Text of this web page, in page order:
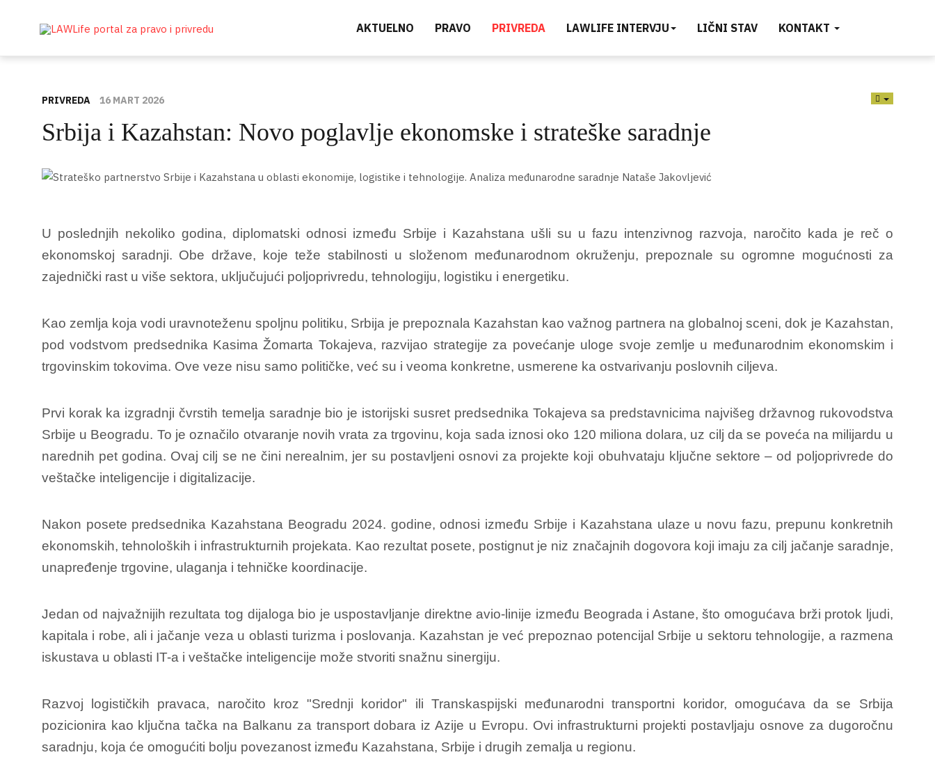
AKTUELNO PRAVO PRIVREDA LAWLIFE INTERVJU LIČNI STAV KONTAKT
EMPTY
PRIVREDA 16 MART 2026
Srbija i Kazahstan: Novo poglavlje ekonomske i strateške saradnje
U poslednjih nekoliko godina, diplomatski odnosi između Srbije i Kazahstana ušli su u fazu intenzivnog razvoja, naročito kada je reč o
ekonomskoj saradnji. Obe države, koje teže stabilnosti u složenom međunarodnom okruženju, prepoznale su ogromne mogućnosti za
zajednički rast u više sektora, uključujući poljoprivredu, tehnologiju, logistiku i energetiku.
Kao zemlja koja vodi uravnoteženu spoljnu politiku, Srbija je prepoznala Kazahstan kao važnog partnera na globalnoj sceni, dok je Kazahstan,
pod vodstvom predsednika Kasima Žomarta Tokajeva, razvijao strategije za povećanje uloge svoje zemlje u međunarodnim ekonomskim i
trgovinskim tokovima. Ove veze nisu samo političke, već su i veoma konkretne, usmerene ka ostvarivanju poslovnih ciljeva.
Prvi korak ka izgradnji čvrstih temelja saradnje bio je istorijski susret predsednika Tokajeva sa predstavnicima najvišeg državnog rukovodstva
Srbije u Beogradu. To je označilo otvaranje novih vrata za trgovinu, koja sada iznosi oko 120 miliona dolara, uz cilj da se poveća na milijardu u
narednih pet godina. Ovaj cilj se ne čini nerealnim, jer su postavljeni osnovi za projekte koji obuhvataju ključne sektore – od poljoprivrede do
veštačke inteligencije i digitalizacije.
Nakon posete predsednika Kazahstana Beogradu 2024. godine, odnosi između Srbije i Kazahstana ulaze u novu fazu, prepunu konkretnih
ekonomskih, tehnoloških i infrastrukturnih projekata. Kao rezultat posete, postignut je niz značajnih dogovora koji imaju za cilj jačanje saradnje,
unapređenje trgovine, ulaganja i tehničke koordinacije.
Jedan od najvažnijih rezultata tog dijaloga bio je uspostavljanje direktne avio-linije između Beograda i Astane, što omogućava brži protok ljudi,
kapitala i robe, ali i jačanje veza u oblasti turizma i poslovanja. Kazahstan je već prepoznao potencijal Srbije u sektoru tehnologije, a razmena
iskustava u oblasti IT-a i veštačke inteligencije može stvoriti snažnu sinergiju.
Razvoj logističkih pravaca, naročito kroz "Srednji koridor" ili Transkaspijski međunarodni transportni koridor, omogućava da se Srbija
pozicionira kao ključna tačka na Balkanu za transport dobara iz Azije u Evropu. Ovi infrastrukturni projekti postavljaju osnove za dugoročnu
saradnju, koja će omogućiti bolju povezanost između Kazahstana, Srbije i drugih zemalja u regionu.